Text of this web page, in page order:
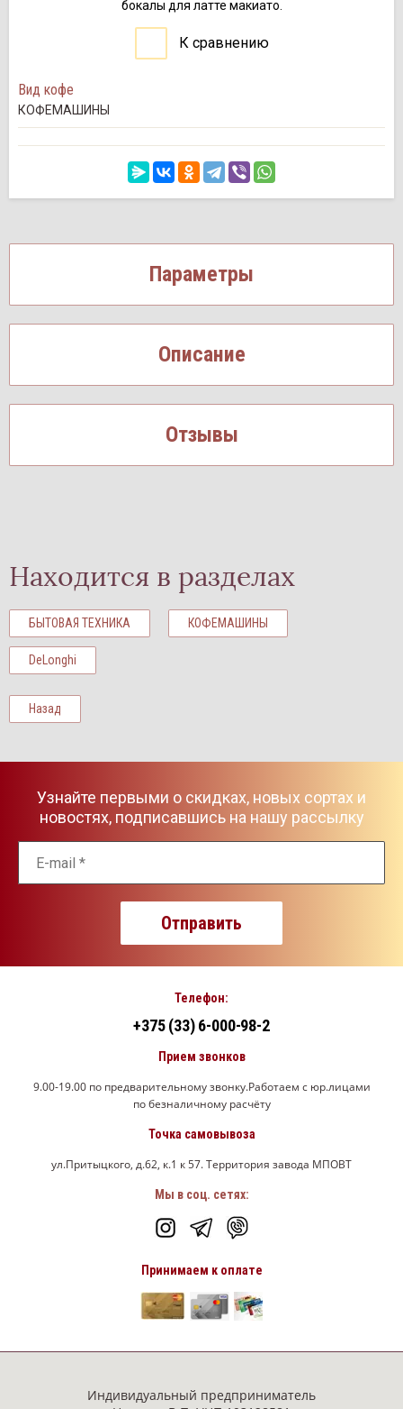
Вид кофе
КОФЕМАШИНЫ
бокалы для латте макиато.
К сравнению
Параметры
Описание
Отзывы
Находится в разделах
БЫТОВАЯ ТЕХНИКА КОФЕМАШИНЫ
DeLonghi
Назад
Узнайте первыми о скидках, новых сортах и
новостях, подписавшись на нашу рассылку
Отправить
Принимаем к оплате
Телефон:
+375 (33) 6-000-98-2
Прием звонков
9.00-19.00 по предварительному звонку.Работаем с юр.лицами
по безналичному расчёту
Точка самовывоза
ул.Притыцкого, д.62, к.1 к 57. Территория завода МПОВТ
Мы в соц. сетях:
Индивидуальный предприниматель